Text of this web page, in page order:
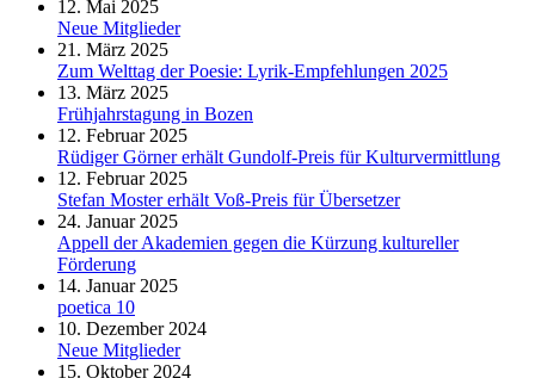
12. Mai 2025
Neue Mitglieder
21. März 2025
Zum Welttag der Poesie: Lyrik-Empfehlungen 2025
13. März 2025
Frühjahrstagung in Bozen
12. Februar 2025
Rüdiger Görner erhält Gundolf-Preis für Kulturvermittlung
12. Februar 2025
Stefan Moster erhält Voß-Preis für Übersetzer
24. Januar 2025
Appell der Akademien gegen die Kürzung kultureller
Förderung
14. Januar 2025
poetica 10
10. Dezember 2024
Neue Mitglieder
15. Oktober 2024